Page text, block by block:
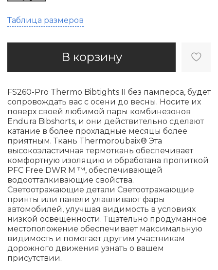
Таблица размеров
В корзину
FS260-Pro Thermo Bibtights II без памперса, будет
сопровождать вас с осени до весны. Носите их
поверх своей любимой пары комбинезонов
Endura Bibshorts, и они действительно сделают
катание в более прохладные месяцы более
приятным. Ткань Thermoroubaix® Эта
высокоэластичная термоткань обеспечивает
комфортную изоляцию и обработана пропиткой
PFC Free DWR M ™, обеспечивающей
водоотталкивающие свойства.
Светоотражающие детали Светоотражающие
принты или панели улавливают фары
автомобилей, улучшая видимость в условиях
низкой освещенности. Тщательно продуманное
местоположение обеспечивает максимальную
видимость и помогает другим участникам
дорожного движения узнать о вашем
присутствии.